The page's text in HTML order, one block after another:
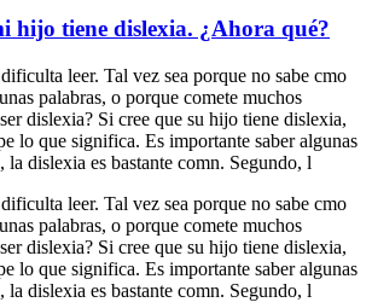
hijo tiene dislexia. ¿Ahora qué?
leer. Tal vez sea porque no sabe cmo
palabras, o porque comete muchos
dislexia? Si cree que su hijo tiene dislexia,
lo que significa. Es importante saber algunas
la dislexia es bastante comn. Segundo, l
leer. Tal vez sea porque no sabe cmo
palabras, o porque comete muchos
dislexia? Si cree que su hijo tiene dislexia,
lo que significa. Es importante saber algunas
la dislexia es bastante comn. Segundo, l